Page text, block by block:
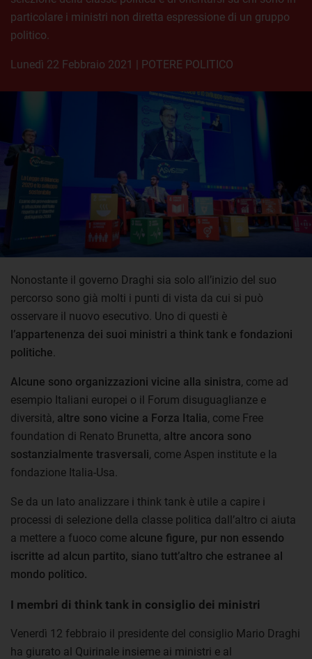
particolare i ministri non diretta espressione di un gruppo
politico.
lunedì 22 Febbraio 2021 | POTERE POLITICO
Nonostante il governo Draghi sia solo all’inizio del suo
percorso sono già molti i punti di vista da cui si può
osservare il nuovo esecutivo. Uno di questi è
l’appartenenza dei suoi ministri a think tank e fondazioni
politiche.
Alcune sono organizzazioni vicine alla sinistra, come ad
esempio Italiani europei o il Forum disuguaglianze e
diversità, altre sono vicine a Forza Italia, come Free
foundation di Renato Brunetta, altre ancora sono
sostanzialmente trasversali, come Aspen institute e la
fondazione Italia-Usa.
Se da un lato analizzare i think tank è utile a capire i
processi di selezione della classe politica dall’altro ci aiuta
a mettere a fuoco come alcune figure, pur non essendo
iscritte ad alcun partito, siano tutt’altro che estranee al
mondo politico.
I membri di think tank in consiglio dei ministri
Venerdì 12 febbraio il presidente del consiglio Mario Draghi
ha giurato al Quirinale insieme ai ministri e al